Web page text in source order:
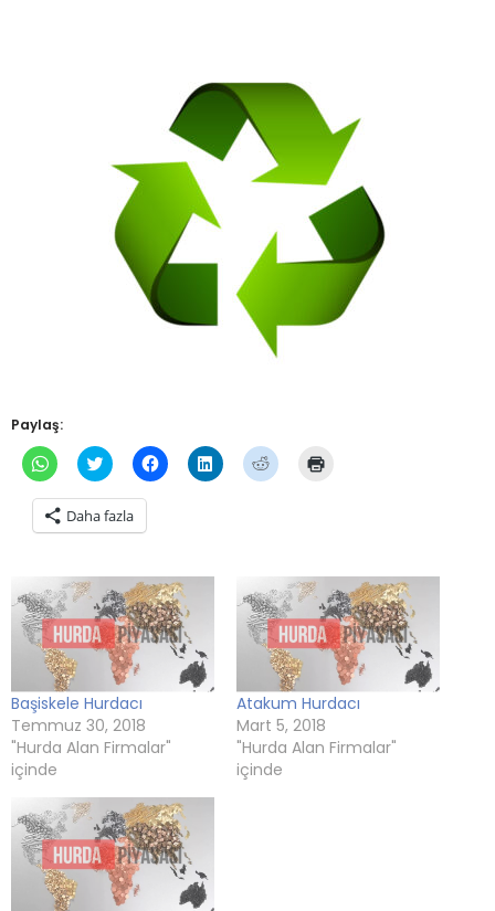
Paylaş:
WhatsApp'ta
paylaşmak
tıklayın
(Yeni
pencerede
Twitter
üzerinde
için
tıklayın
(Yeni
Facebook'ta
paylaşmak
Linkedln
üzerinden
Reddit
üzerinde
Daha fazla
Başiskele Hurdacı
Temmuz 30, 2018
"Hurda Alan Firmalar"
içinde
Atakum Hurdacı
Mart 5, 2018
"Hurda Alan Firmalar"
içinde